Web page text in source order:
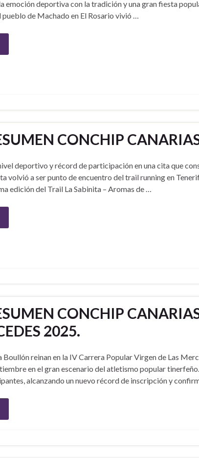
emoción deportiva con la tradición y una gran fiesta
de Machado en El Rosario vivió …
CONCHIP
deportivo y récord de participación en una cita que
volvió a ser punto de encuentro del trail running en
edición del Trail La Sabinita – Aromas de …
CONCHIP
2025.
reinan en la IV Carrera Popular Virgen de Las
en el gran escenario del atletismo popular
alcanzando un nuevo récord de inscripción y